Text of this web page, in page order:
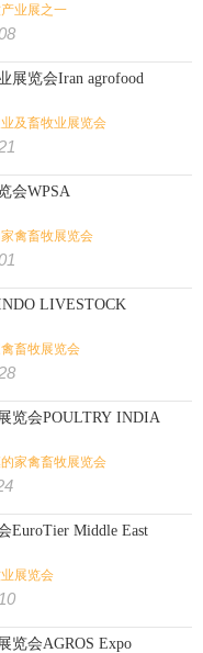
业展之一
展览会Iran agrofood
及畜牧业展览会
会WPSA
禽畜牧展览会
LIVESTOCK
畜牧展览会
览会POULTRY INDIA
家禽畜牧展览会
EuroTier Middle East
展览会
览会AGROS Expo